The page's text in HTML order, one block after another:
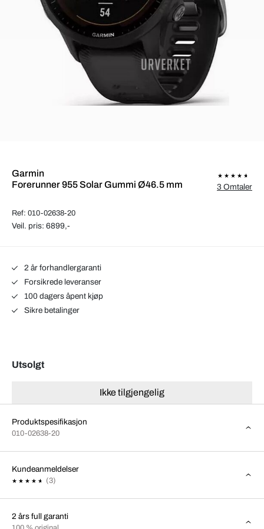
Garmin
Forerunner 955 Solar Gummi Ø46.5 mm
Ref: 010-02638-20
3 Omtaler
Veil. pris: 6899,-
2 år forhandlergaranti
Forsikrede leveranser
100 dagers åpent kjøp
Sikre betalinger
Utsolgt
Ikke tilgjengelig
Produktspesifikasjon
010-02638-20
Kundeanmeldelser
(3)
2 års full garanti